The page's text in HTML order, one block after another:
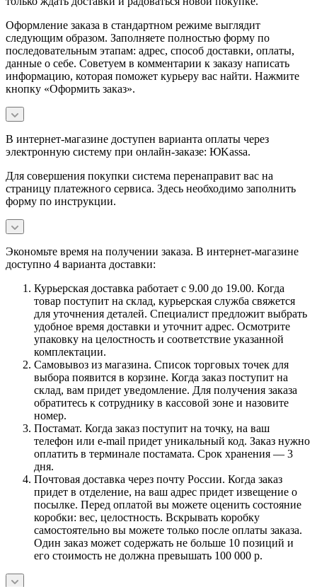
Оформление заказа в стандартном режиме выглядит
следующим образом. Заполняете полностью форму по
последовательным этапам: адрес, способ доставки, оплаты,
данные о себе. Советуем в комментарии к заказу написать
информацию, которая поможет курьеру вас найти. Нажмите
кнопку «Оформить заказ».
В интернет-магазине доступен варианта оплаты через
электронную систему при онлайн-заказе: ЮKassa.
Для совершения покупки система перенаправит вас на
страницу платежного сервиса. Здесь необходимо заполнить
форму по инструкции.
Экономьте время на получении заказа. В интернет-магазине
доступно 4 варианта доставки:
Курьерская доставка работает с 9.00 до 19.00. Когда
товар поступит на склад, курьерская служба свяжется
для уточнения деталей. Специалист предложит выбрать
удобное время доставки и уточнит адрес. Осмотрите
упаковку на целостность и соответствие указанной
комплектации.
Самовывоз из магазина. Список торговых точек для
выбора появится в корзине. Когда заказ поступит на
склад, вам придет уведомление. Для получения заказа
обратитесь к сотруднику в кассовой зоне и назовите
номер.
Постамат. Когда заказ поступит на точку, на ваш
телефон или e-mail придет уникальный код. Заказ нужно
оплатить в терминале постамата. Срок хранения — 3
дня.
Почтовая доставка через почту России. Когда заказ
придет в отделение, на ваш адрес придет извещение о
посылке. Перед оплатой вы можете оценить состояние
коробки: вес, целостность. Вскрывать коробку
самостоятельно вы можете только после оплаты заказа.
Один заказ может содержать не больше 10 позиций и
его стоимость не должна превышать 100 000 р.